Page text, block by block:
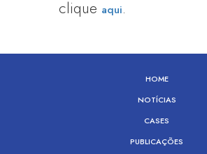
clique aqui.
HOME
NOTÍCIAS
CASES
PUBLICAÇÕES